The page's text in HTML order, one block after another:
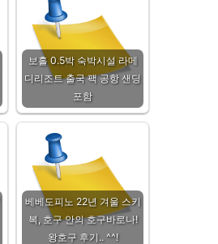
보홀 0.5박 숙박시설 라메
디리조트 출국 팩 공항 샌딩
포함
베베도피노 22년 겨울 스키
복, 호구 안의 호구바로나!
왕호구 후기.. ^^!